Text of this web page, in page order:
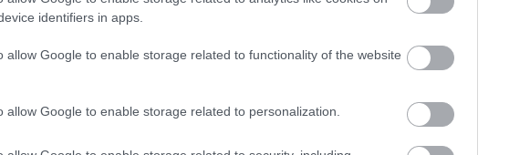
identifiers in apps.
allow Google to enable storage related to functionality of the website
allow Google to enable storage related to personalization.
ΝΕΑ ΝΕΑ ΕΥΒΟΙΑ ΝΕΚΡΟΣ ΠΑΤΕΡΑΣ